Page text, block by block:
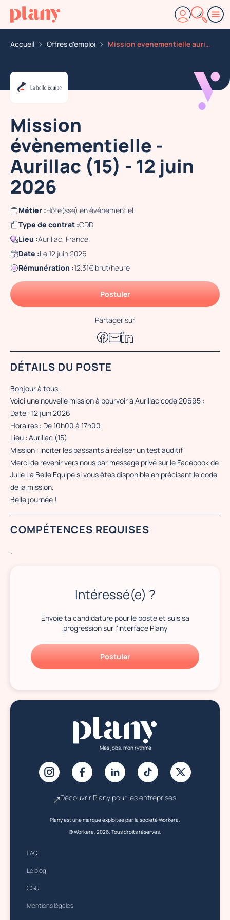
Accueil Offres d'emploi Mission evenementielle aurillac 15 12 juin 2026
Mission
évènementielle -
Aurillac (15) - 12 juin
2026
Métier :Hôte(sse) en événementiel
Type de contrat :CDD
Lieu :Aurillac, France
Date :Le 12 juin 2026
Rémunération :12.31€ brut/heure
Postuler
Partager sur
DÉTAILS DU POSTE
Bonjour à tous,
Voici une nouvelle mission à pourvoir à Aurillac code 20695 :
Date : 12 juin 2026
Horaires : De 10h00 à 17h00
Lieu : Aurillac (15)
Mission : Inciter les passants à réaliser un test auditif
Merci de revenir vers nous par message privé sur le Facebook de
Julie La Belle Equipe si vous êtes disponible en précisant le code
de la mission.
Belle journée !
COMPÉTENCES REQUISES
.
Intéressé(e) ?
Envoie ta candidature pour le poste et suis sa
progression sur l'interface Plany
Postuler
Mes jobs, mon rythme
Découvrir Plany pour les entreprises
Plany est une marque exploitée par la société Workera.
© Workera, 2026. Tous droits réservés.
FAQ
Le blog
CGU
Mentions légales